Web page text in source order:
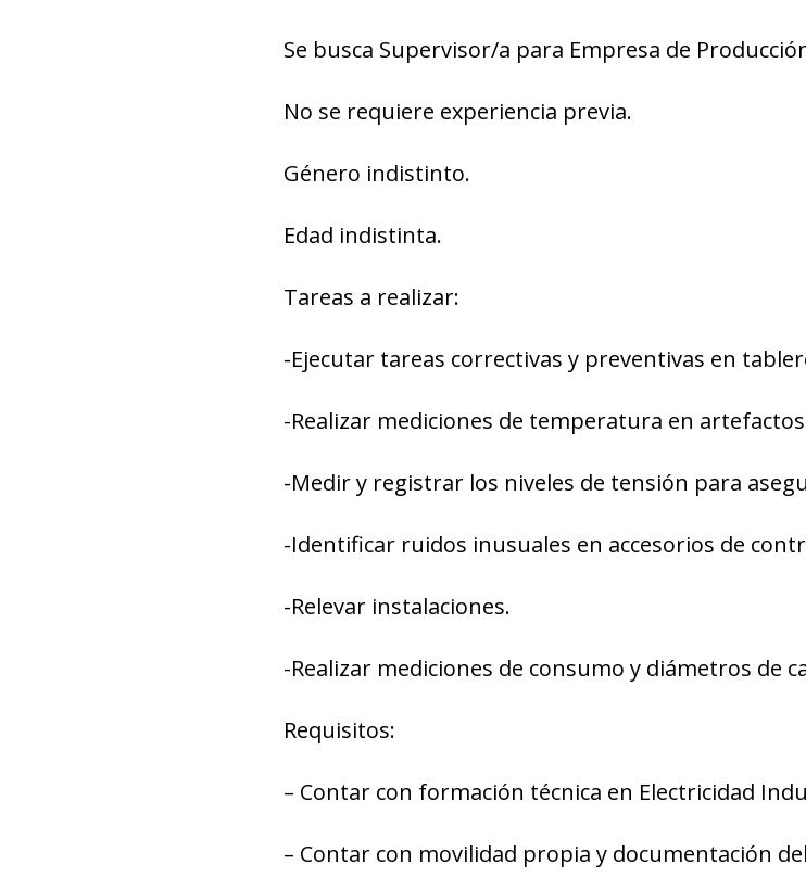
Se busca Supervisor/a para Empresa de
No se requiere experiencia previa.
Género indistinto.
Edad indistinta.
Tareas a realizar:
-Ejecutar tareas correctivas y preventivas en
-Realizar mediciones de temperatura en
-Medir y registrar los niveles de tensión para
-Identificar ruidos inusuales en accesorios de
-Relevar instalaciones.
-Realizar mediciones de consumo y diámetros de
Requisitos:
– Contar con formación técnica en Electricidad
– Contar con movilidad propia y documentación